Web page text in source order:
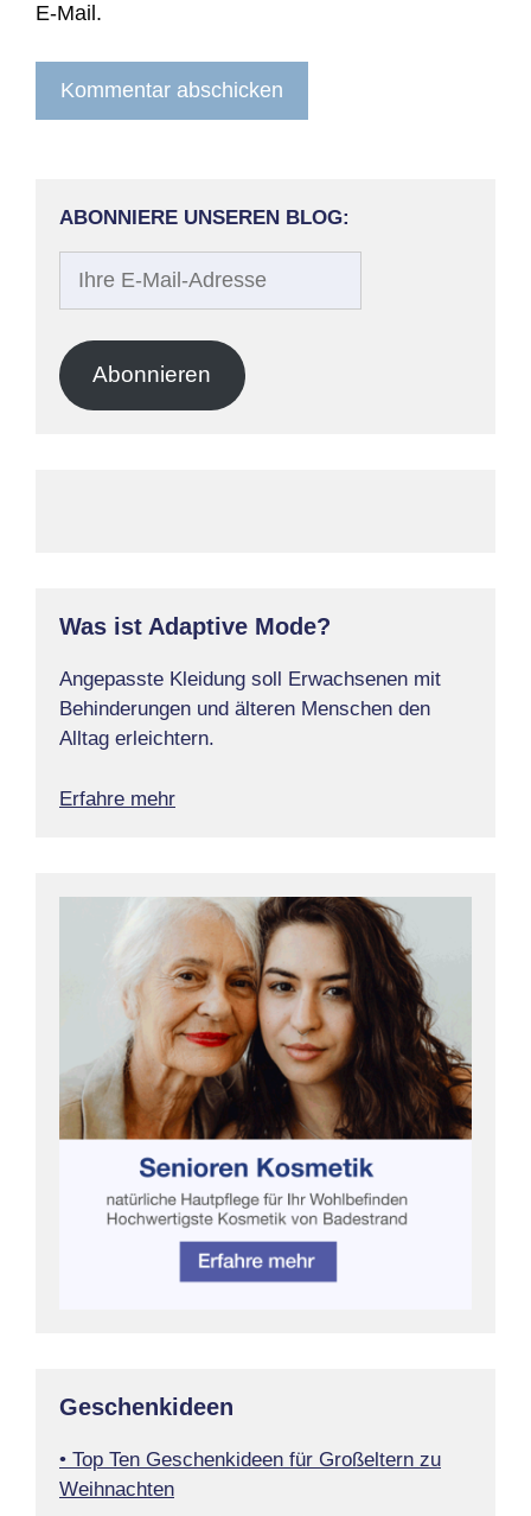
E-Mail.
ABONNIERE UNSEREN BLOG:
Adresse
Abonnieren
Was ist Adaptive Mode?
Angepasste Kleidung soll Erwachsenen mit
Behinderungen und älteren Menschen den
Alltag erleichtern.
Erfahre mehr
Geschenkideen
• Top Ten Geschenkideen für Großeltern zu
Weihnachten